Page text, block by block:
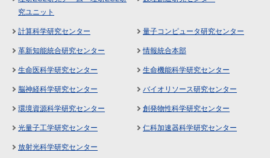
究ユニット
計算科学研究センター 量子コンピュータ研究センター
革新知能統合研究センター 情報統合本部
生命医科学研究センター 生命機能科学研究センター
脳神経科学研究センター バイオリソース研究センター
環境資源科学研究センター 創発物性科学研究センター
光量子工学研究センター 仁科加速器科学研究センター
放射光科学研究センター